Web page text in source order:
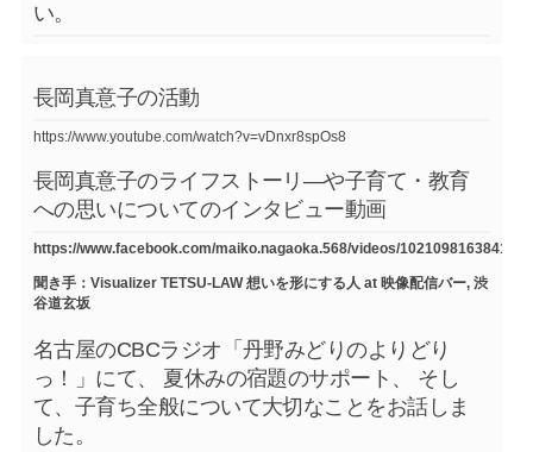
い。
長岡真意子の活動
https://www.youtube.com/watch?v=vDnxr8spOs8
長岡真意子のライフストーリ―や子育て・教育
への思いについてのインタビュー動画
https://www.facebook.com/maiko.nagaoka.568/videos/
聞き手：Visualizer TETSU-LAW 想いを形にする人 at 映像配信バー, 渋
谷道玄坂
名古屋のCBCラジオ「丹野みどりのよりどり
っ！」にて、 夏休みの宿題のサポート、 そし
て、子育ち全般について大切なことをお話しま
した。